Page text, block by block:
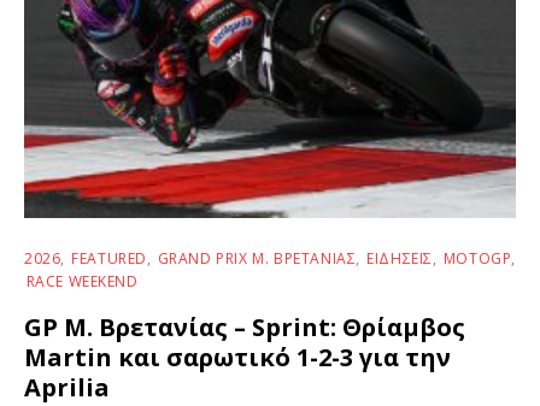
2026 FEATURED GRAND PRIX Μ. ΒΡΕΤΑΝΊΑΣ ΕΙΔΉΣΕΙΣ
MOTOGP
RACE WEEKEND
GP Μ. Βρετανίας – Sprint: Θρίαμβος
Martin και σαρωτικό 1-2-3 για την
Aprilia